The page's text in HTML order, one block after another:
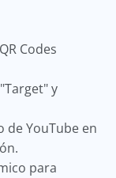
Codes
y
de YouTube en
para